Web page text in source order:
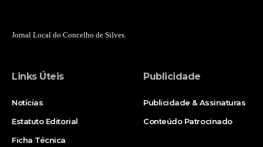
Jornal Local do Concelho de Silves.
Links Úteis
Notícias
Estatuto Editorial
Ficha Técnica
Publicidade
Publicidade & Assinaturas
Conteúdo Patrocinado